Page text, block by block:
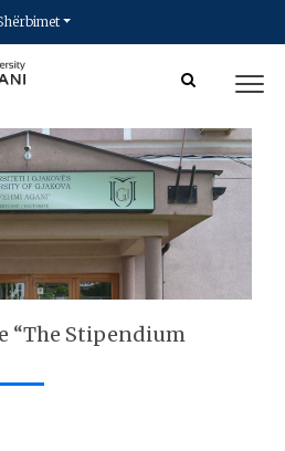
“The Stipendium